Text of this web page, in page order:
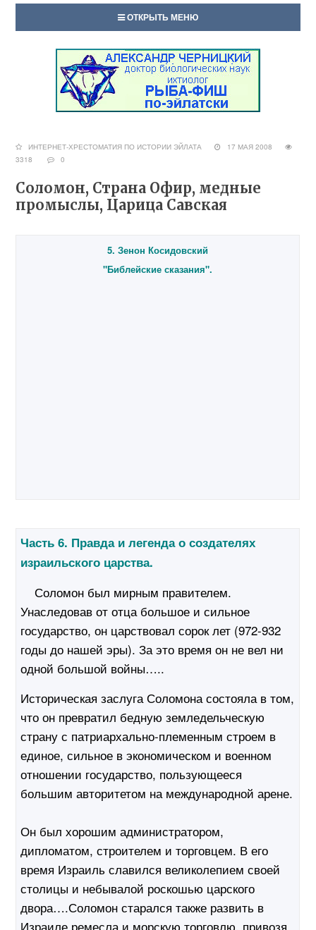
ОТКРЫТЬ МЕНЮ
ИНТЕРНЕТ-ХРЕСТОМАТИЯ ПО ИСТОРИИ ЭЙЛАТА
17 МАЯ 2008
3318
0
Соломон, Страна Офир, медные
промыслы, Царица Савская
5. Зенон Косидовский
"Библейские сказания".
Часть 6. Правда и легенда о создателях
израильского царства.
Соломон был мирным правителем.
Унаследовав от отца большое и сильное
государство, он царствовал сорок лет (972-932
годы до нашей эры). За это время он не вел ни
одной большой войны…..
Историческая заслуга Соломона состояла в том,
что он превратил бедную земледельческую
страну с патриархально-племенным строем в
единое, сильное в экономическом и военном
отношении государство, пользующееся
большим авторитетом на международной арене.
Он был хорошим администратором,
дипломатом, строителем и торговцем. В его
время Израиль славился великолепием своей
столицы и небывалой роскошью царского
двора….Соломон старался также развить в
Израиле ремесла и морскую торговлю, привозя